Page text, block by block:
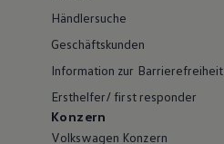
Händlersuche
Geschäftskunden
Information zur Barrierefreiheit
Ersthelfer/ first responder
Konzern
Volkswagen Konzern